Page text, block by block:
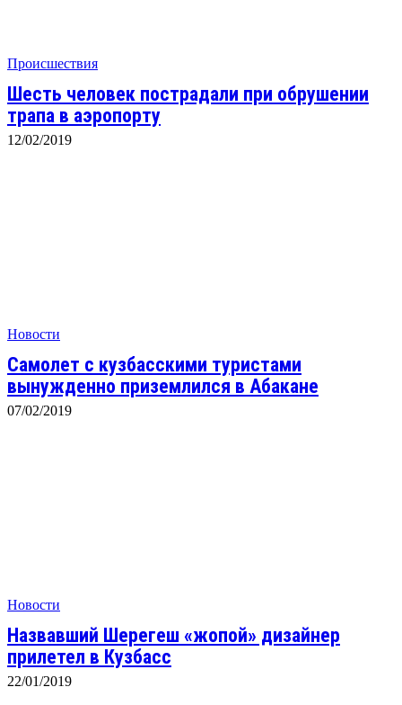
Происшествия
Шесть человек пострадали при обрушении
трапа в аэропорту
12/02/2019
Новости
Самолет с кузбасскими туристами
вынужденно приземлился в Абакане
07/02/2019
Новости
Назвавший Шерегеш «жопой» дизайнер
прилетел в Кузбасс
22/01/2019